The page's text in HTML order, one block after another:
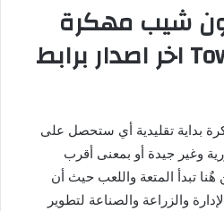
شيب مهكرة
TownShip Mod Apk اخر اصدار برابط
بداية تقليدية أي ستحصل على
وغير جيدة أو بمعنى أقرب
تبدأ المتعة واللعب حيث أن
والزراعة والصناعة لتطوير